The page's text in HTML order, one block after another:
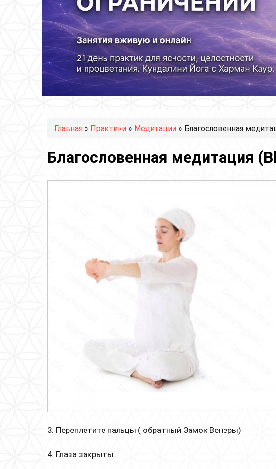
Вы здесь
Главная » Практики » Медитации » Благословенная
Благословенная медитация
3. Переплетите пальцы ( обратный Замок Венеры)
4. Глаза закрыты.